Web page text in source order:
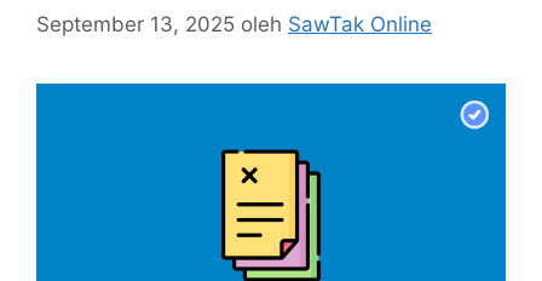
September 13, 2025 oleh SawTak Online